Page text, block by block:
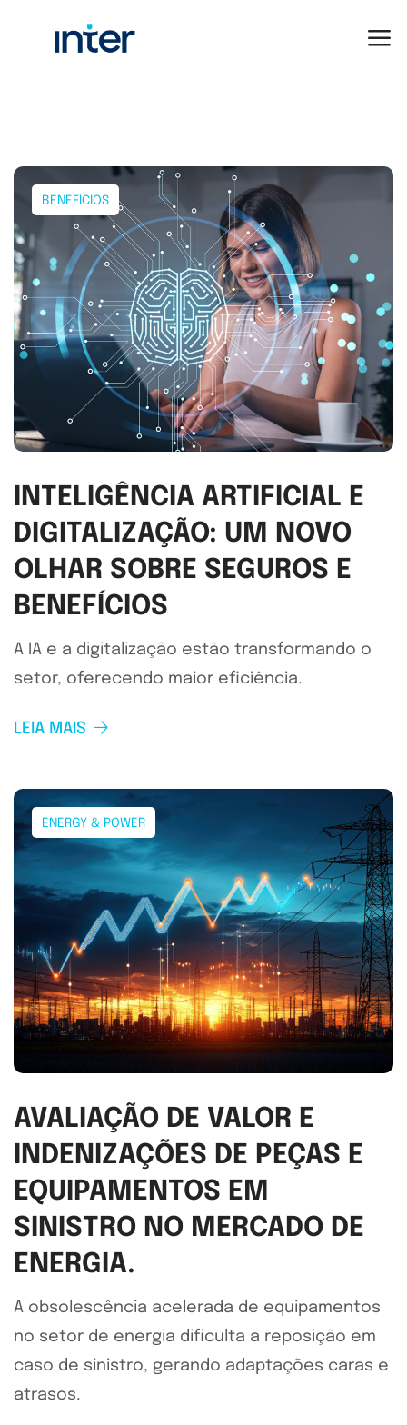
BENEFÍCIOS
INTELIGÊNCIA ARTIFICIAL E
DIGITALIZAÇÃO: UM NOVO
OLHAR SOBRE SEGUROS E
BENEFÍCIOS
A IA e a digitalização estão transformando o
setor, oferecendo maior eficiência.
LEIA MAIS
ENERGY & POWER
AVALIAÇÃO DE VALOR E
INDENIZAÇÕES DE PEÇAS E
EQUIPAMENTOS EM
SINISTRO NO MERCADO DE
ENERGIA.
A obsolescência acelerada de equipamentos
no setor de energia dificulta a reposição em
caso de sinistro, gerando adaptações caras e
atrasos.